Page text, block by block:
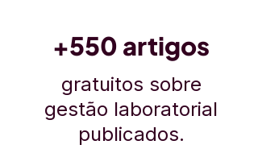
+550 artigos
gratuitos sobre
gestão laboratorial
publicados.